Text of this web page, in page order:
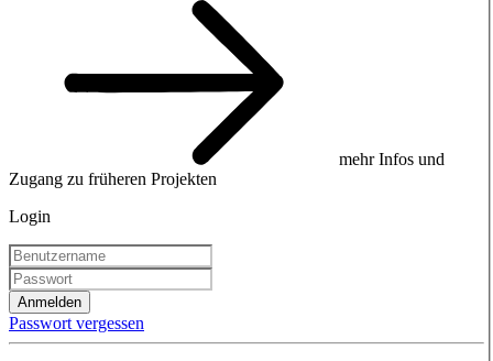
mehr Infos und
Zugang zu früheren Projekten
Login
Anmelden
Passwort vergessen